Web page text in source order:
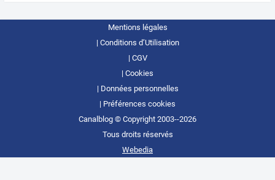
Mentions légales
Conditions d’Utilisation
CGV
Cookies
Données personnelles
Préférences cookies
Canalblog © Copyright 2003--2026
Tous droits réservés
Webedia